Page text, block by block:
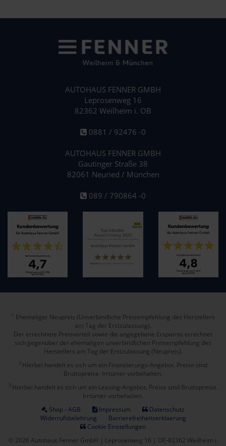
AUTOHAUS FENNER GMBH
Leprosenweg 16
82362 Weilheim i. OB
0881 / 92476 -0
AUTOHAUS FENNER GMBH
Gautinger Straße 38
82061 Neuried / München
089 / 790864 -0
Ehemaliger Neupreis (Unverbindliche Preisempfehlung des Herstellers
am Tag der Erstzulassung).
Der errechnete Preisvorteil sowie die angegebene Ersparnis errechnet
sich gegenüber der ehemaligen unverbindlichen Preisempfehlung des
Herstellers am Tag der Erstzulassung (Neupreis).
2 Hierbei handelt es sich um ein Finanzierungs-Angebot. Preise sind
Bruttopreise. Irrtümer vorbehalten.
3 Hierbei handelt es sich um ein Leasing-Angebot. Preise sind Bruttopreise.
Irrtümer vorbehalten.
Shop - AGB
Impressum
Datenschutz
Widerrufsbelehrung
Barrierefreiheitserklaerung
Cookie Einstellungen
© 2026 Autohaus Fenner GmbH | Leprosenweg 16 | DE-82362 Weilheim i.